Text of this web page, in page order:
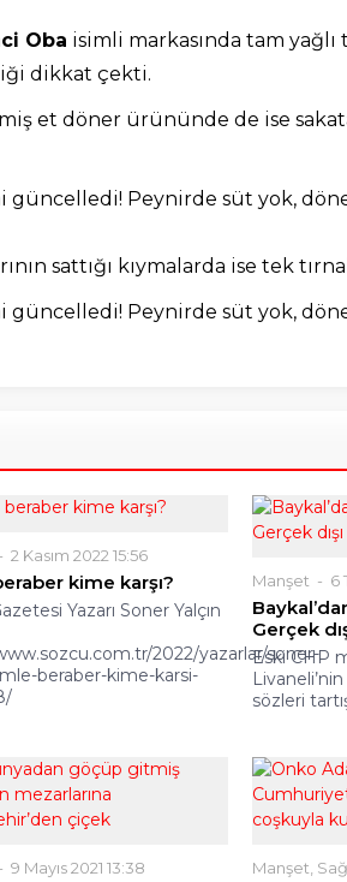
Oba isimli markasında tam
dikkat çekti.
et döner ürününde de ise
sattığı kıymalarda ise tek
2 Kasım 2022 15:56
kime karşı?
Yazarı Soner Yalçın
2022/yazarlar/soner-
beraber-kime-karsi-
Manşet 6
Gerçek
Eski CHP
sözleri
9 Mayıs 2021 13:38 Manşet